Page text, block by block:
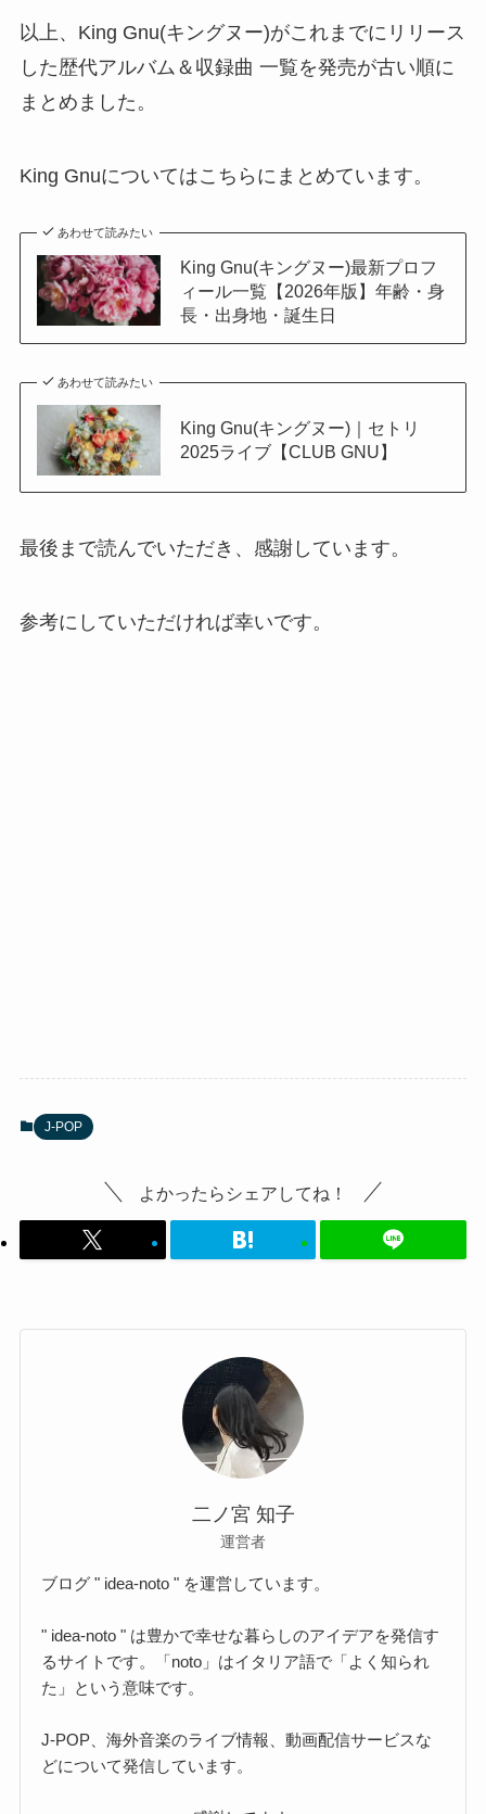
以上、King Gnu(キングヌー)がこれまでにリリース
した歴代アルバム＆収録曲 一覧を発売が古い順に
まとめました。
King Gnuについてはこちらにまとめています。
あわせて読みたい
King Gnu(キングヌー)最新プロフ
ィール一覧【2026年版】年齢・身
長・出身地・誕生日
あわせて読みたい
King Gnu(キングヌー)｜セトリ
2025ライブ【CLUB GNU】
最後まで読んでいただき、感謝しています。
参考にしていただければ幸いです。
J-POP
よかったらシェアしてね！
二ノ宮 知子
運営者
ブログ " idea-noto " を運営しています。
" idea-noto " は豊かで幸せな暮らしのアイデアを発信す
るサイトです。「noto」はイタリア語で「よく知られ
た」という意味です。
J-POP、海外音楽のライブ情報、動画配信サービスな
どについて発信しています。